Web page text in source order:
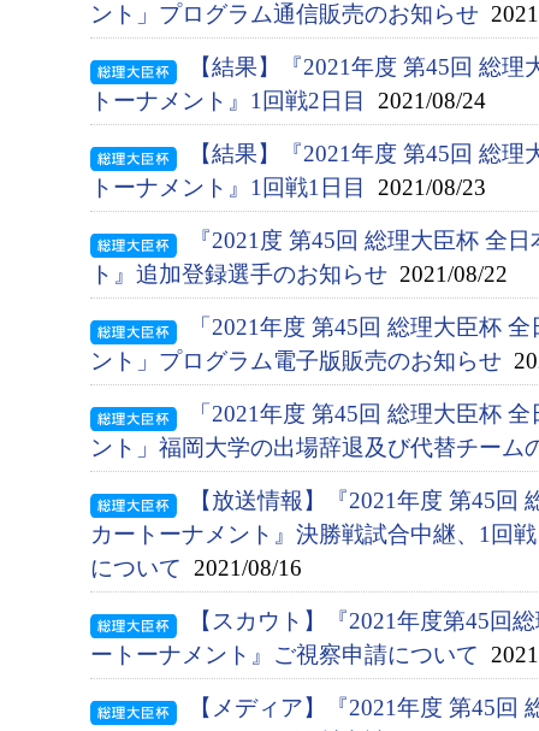
ント」プログラム通信販売のお知らせ
【結果】『2021年度 第45回 総
トーナメント』1回戦2日目
2021/08/24
【結果】『2021年度 第45回 総
トーナメント』1回戦1日目
2021/08/23
『2021度 第45回 総理大臣杯 全
ト』追加登録選手のお知らせ 2021/08/22
「2021年度 第45回 総理大臣杯
ント」プログラム電子版販売のお知らせ
「2021年度 第45回 総理大臣杯
ント」福岡大学の出場辞退及び代替チーム
【放送情報】『2021年度 第45回
カートーナメント』決勝戦試合中継、1回
について 2021/08/16
【スカウト】『2021年度第45回
ートーナメント』ご視察申請について
【メディア】『2021年度 第45回